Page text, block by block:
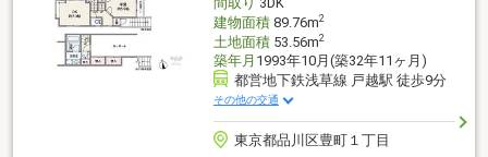
建物面積89.76m2
土地面積53.56m2
築年月 1993年10月(築32年11ヶ月)
都営地下鉄浅草線 戸越駅 徒歩9分
その他の交通
東京都品川区豊町１丁目